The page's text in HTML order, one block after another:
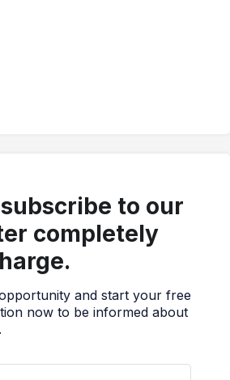
to our
completely
and start your free
now to be informed about